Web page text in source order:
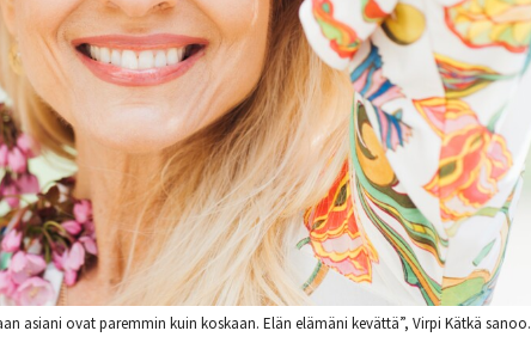
asiani ovat paremmin kuin koskaan. Elän elämäni kevättä”, Virpi Kätkä sanoo.